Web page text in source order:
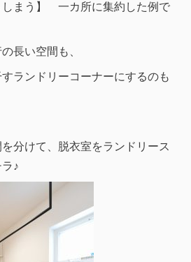
まう】 一カ所に集約した例で
長い空間も、
ランドリーコーナーにするのも
分けて、脱衣室をランドリース
♪